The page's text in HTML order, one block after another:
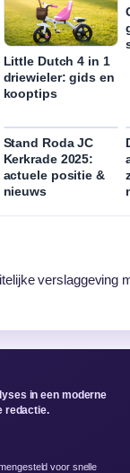
Little Dutch 4 in 1
driewieler: gids en
kooptips
Stand Roda JC
Kerkrade 2025:
actuele positie &
nieuws
verslaggeving
in een moderne
redactie.
voor snelle